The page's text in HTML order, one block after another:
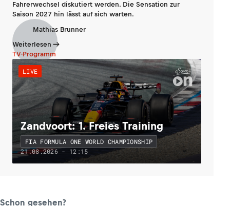
Fahrerwechsel diskutiert werden. Die Sensation zur
Saison 2027 hin lässt auf sich warten.
Mathias Brunner
Weiterlesen
TV-Programm
LIVE
Zandvoort: 1. Freies Training
FIA FORMULA ONE WORLD CHAMPIONSHIP
21.08.2026 - 12:15
Schon gesehen?